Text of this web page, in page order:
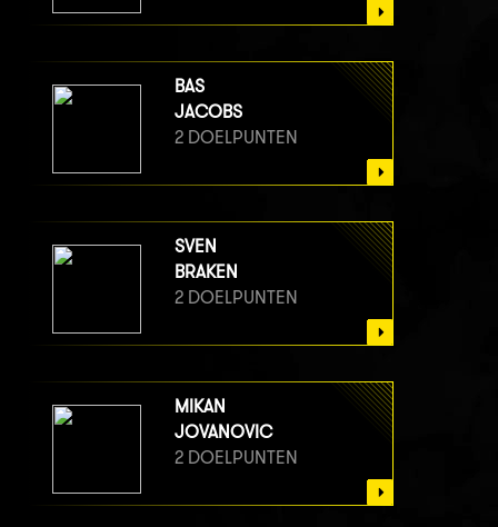
BAS
JACOBS
2 DOELPUNTEN
SVEN
BRAKEN
2 DOELPUNTEN
MIKAN
JOVANOVIC
2 DOELPUNTEN